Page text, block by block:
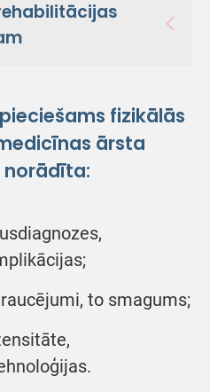
fizikālās
ārsta
norādīta:
to smagums;